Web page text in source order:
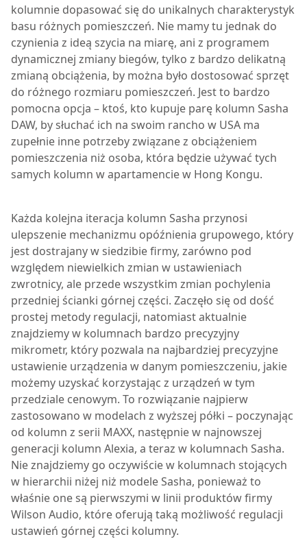
kolumnie dopasować się do unikalnych charakterystyk
basu różnych pomieszczeń. Nie mamy tu jednak do
czynienia z ideą szycia na miarę, ani z programem
dynamicznej zmiany biegów, tylko z bardzo delikatną
zmianą obciążenia, by można było dostosować sprzęt
do różnego rozmiaru pomieszczeń. Jest to bardzo
pomocna opcja – ktoś, kto kupuje parę kolumn Sasha
DAW, by słuchać ich na swoim rancho w USA ma
zupełnie inne potrzeby związane z obciążeniem
pomieszczenia niż osoba, która będzie używać tych
samych kolumn w apartamencie w Hong Kongu.
Każda kolejna iteracja kolumn Sasha przynosi
ulepszenie mechanizmu opóźnienia grupowego, który
jest dostrajany w siedzibie firmy, zarówno pod
względem niewielkich zmian w ustawieniach
zwrotnicy, ale przede wszystkim zmian pochylenia
przedniej ścianki górnej części. Zaczęło się od dość
prostej metody regulacji, natomiast aktualnie
znajdziemy w kolumnach bardzo precyzyjny
mikrometr, który pozwala na najbardziej precyzyjne
ustawienie urządzenia w danym pomieszczeniu, jakie
możemy uzyskać korzystając z urządzeń w tym
przedziale cenowym. To rozwiązanie najpierw
zastosowano w modelach z wyższej półki – poczynając
od kolumn z serii MAXX, następnie w najnowszej
generacji kolumn Alexia, a teraz w kolumnach Sasha.
Nie znajdziemy go oczywiście w kolumnach stojących
w hierarchii niżej niż modele Sasha, ponieważ to
właśnie one są pierwszymi w linii produktów firmy
Wilson Audio, które oferują taką możliwość regulacji
ustawień górnej części kolumny.